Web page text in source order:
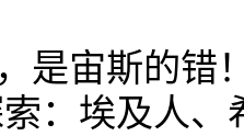
是宙斯的错
：埃及人、